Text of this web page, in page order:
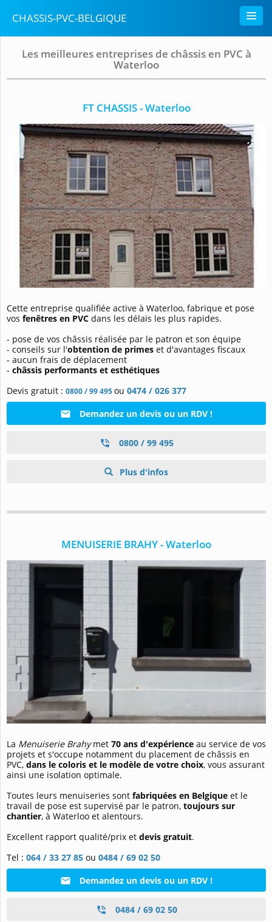
CHASSIS-PVC-BELGIQUE
Les meilleures entreprises de châssis en PVC à
Waterloo
FT CHASSIS - Waterloo
Cette entreprise qualifiée active à Waterloo, fabrique et pose
vos fenêtres en PVC dans les délais les plus rapides.
- pose de vos châssis réalisée par le patron et son équipe
- conseils sur l'obtention de primes et d'avantages fiscaux
- aucun frais de déplacement
- châssis performants et esthétiques
Devis gratuit : 0800 / 99 495ou 0474 / 026 377
Demandez un devis ou un RDV !
0800 / 99 495
Plus d'infos
MENUISERIE BRAHY - Waterloo
La Menuiserie Brahymet 70 ans d'expérience au service de vos
projets et s'occupe notamment du placement de châssis en
PVC, dans le coloris et le modèle de votre choix, vous assurant
ainsi une isolation optimale.
Toutes leurs menuiseries sont fabriquées en Belgique et le
travail de pose est supervisé par le patron, toujours sur
chantier, à Waterloo et alentours.
Excellent rapport qualité/prix et devis gratuit.
Tel : 064 / 33 27 85 ou 0484 / 69 02 50
Demandez un devis ou un RDV !
0484 / 69 02 50